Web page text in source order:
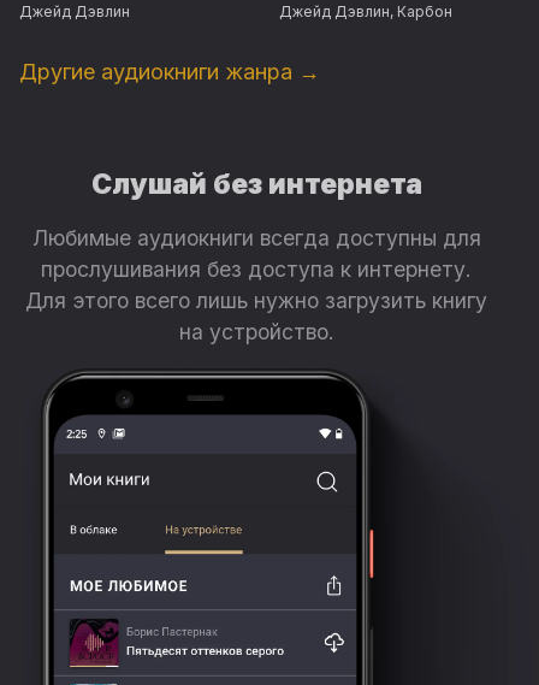
Джейд Дэвлин Джейд Дэвлин, Карбон
Другие аудиокниги жанра →
Слушай без интернета
Любимые аудиокниги всегда доступны для
прослушивания без доступа к интернету.
Для этого всего лишь нужно загрузить книгу
на устройство.